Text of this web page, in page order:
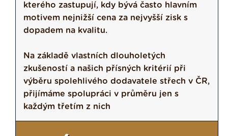
kterého zastupují, kdy bývá často hlavním
motivem nejnižší cena za nejvyšší zisk s
dopadem na kvalitu.
Na základě vlastních dlouholetých
zkušeností a našich přísných kritérií při
výběru spolehlivého dodavatele střech v ČR,
přijímáme spolupráci v průměru jen s
každým třetím z nich